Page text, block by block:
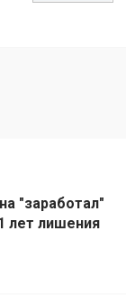
"заработал"
лет лишения